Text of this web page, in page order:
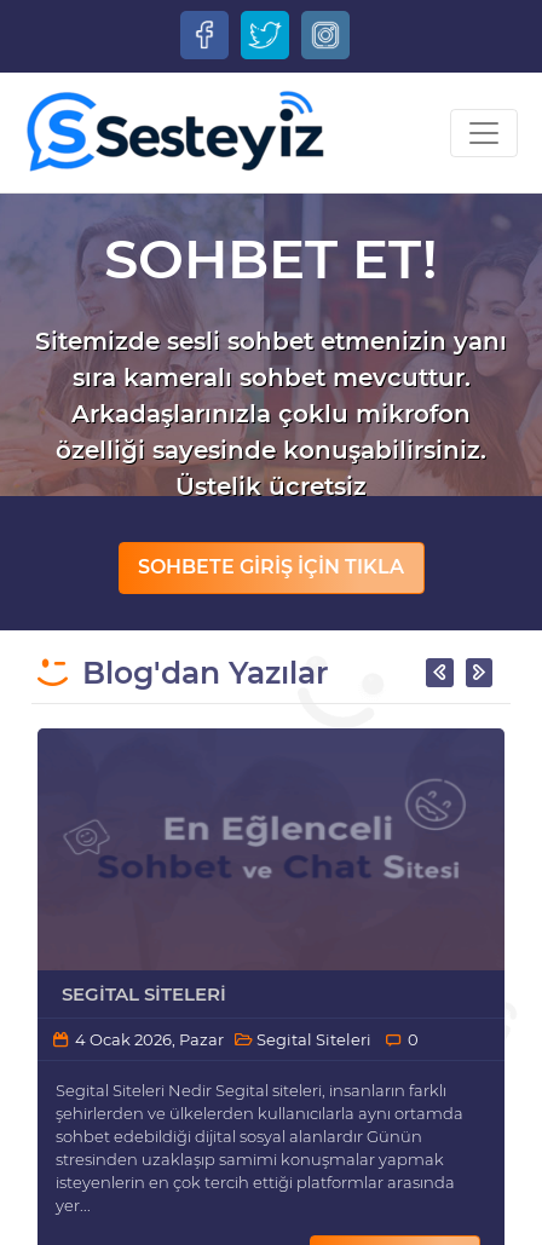
SOHBET ET!
Sitemizde sesli sohbet etmenizin yanı
sıra kameralı sohbet mevcuttur.
Arkadaşlarınızla çoklu mikrofon
özelliği sayesinde konuşabilirsiniz.
Üstelik ücretsiz
SOHBETE GİRİŞ İÇİN TIKLA
Blog'dan Yazılar
SEGITAL SITELERI
4 Ocak 2026, Pazar Segital Siteleri 0
Segital Siteleri Nedir Segital siteleri, insanların farklı
şehirlerden ve ülkelerden kullanıcılarla aynı ortamda
sohbet edebildiği dijital sosyal alanlardır Günün
stresinden uzaklaşıp samimi konuşmalar yapmak
isteyenlerin en çok tercih ettiği platformlar arasında
yer...